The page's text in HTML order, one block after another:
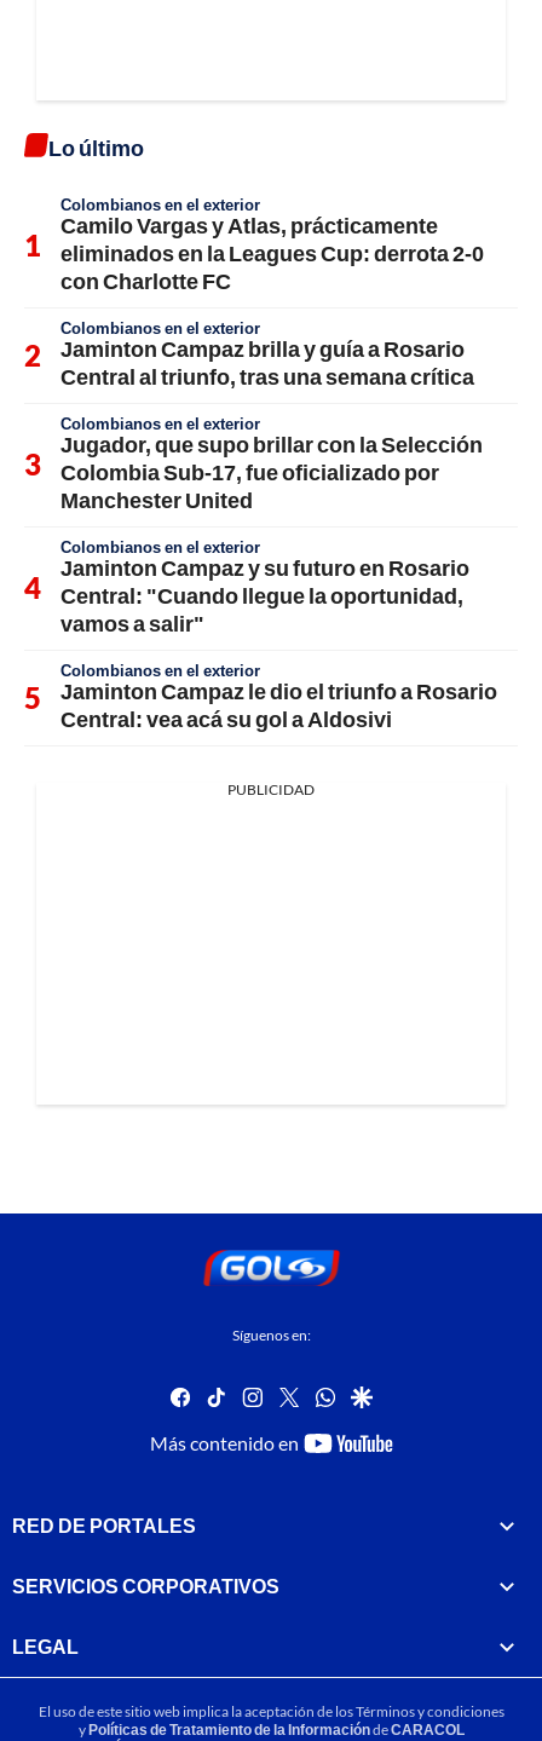
Lo último
Colombianos en el exterior
Camilo Vargas y Atlas, prácticamente
eliminados en la Leagues Cup: derrota 2-0
con Charlotte FC
Colombianos en el exterior
Jaminton Campaz brilla y guía a Rosario
Central al triunfo, tras una semana crítica
Colombianos en el exterior
Jugador, que supo brillar con la Selección
Colombia Sub-17, fue oficializado por
Manchester United
Colombianos en el exterior
Jaminton Campaz y su futuro en Rosario
Central: "Cuando llegue la oportunidad,
vamos a salir"
Colombianos en el exterior
Jaminton Campaz le dio el triunfo a Rosario
Central: vea acá su gol a Aldosivi
PUBLICIDAD
Síguenos en:
facebook
tiktok instagram
twitterwhatsapp
google
Más contenido en
youtube-
RED DE PORTALES
SERVICIOS CORPORATIVOS
LEGAL
El uso de este sitio web implica la aceptación de losTérminos y condiciones
yPolíticas de Tratamiento de la InformacióndeCARACOL